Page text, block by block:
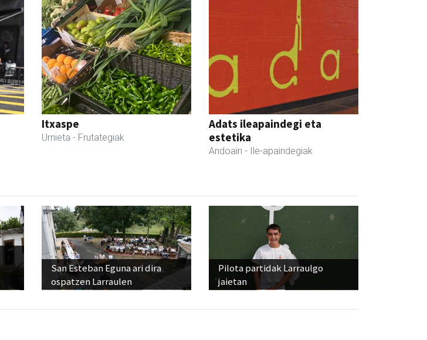
Itxaspe
Urnieta - Frutategiak
Adats ileapaindegi eta
estetika
Andoain - Ile-apaindegiak
San Esteban Eguna ari dira
ospatzen Larraulen
Pilota partidak Larraulgo
jaietan